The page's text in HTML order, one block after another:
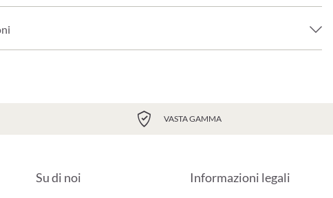
VASTA GAMMA
Su di noi Informazioni legali